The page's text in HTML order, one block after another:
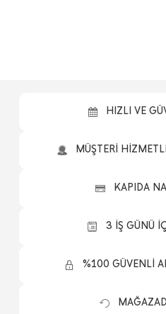
HIZLI VE
MÜŞTERİ
KAPIDA
3 İŞ GÜNÜ
%100 GÜVENLİ